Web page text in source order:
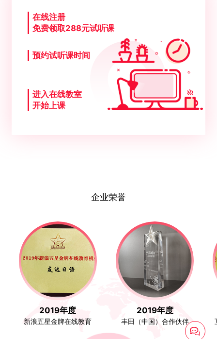
在线注册
免费领取288元试听课
预约试听课时间
进入在线教室
开始上课
企业荣誉
2019年度
新浪五星金牌在线教育
2019年度
丰田（中国）合作伙伴